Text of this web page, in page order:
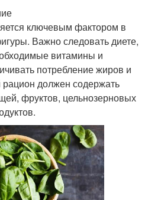
ключевым фактором в
Важно следовать диете,
витамины и
потребление жиров и
должен содержать
фруктов, цельнозерновых